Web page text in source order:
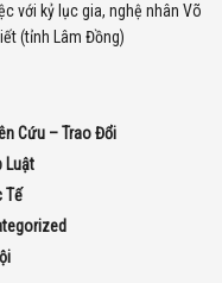
với kỷ lục gia, nghệ nhân Võ
(tỉnh Lâm Đồng)
Cứu – Trao Đổi
Luật
Tế